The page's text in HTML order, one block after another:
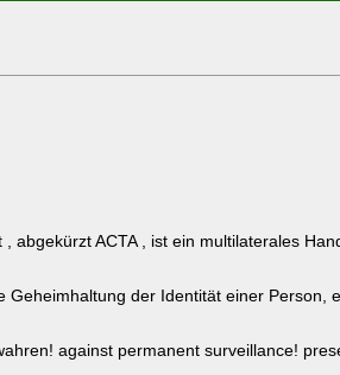
ACTA , ist ein multilaterales
der Identität einer Person,
against permanent surveillance!